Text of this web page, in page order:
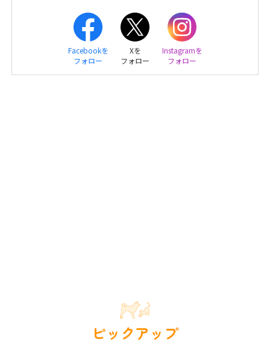
Facebookを
フォロー
Xを
フォロー
Instagramを
フォロー
ピックアップ